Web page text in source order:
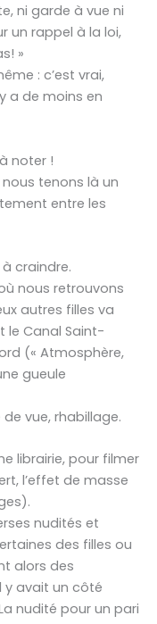
ni garde à vue ni
un rappel à la loi,
»
: c’est vrai,
a de moins en
noter !
tenons là un
entre les
craindre.
nous retrouvons
autres filles va
le Canal Saint-
(« Atmosphère,
gueule
vue, rhabillage.
librairie, pour filmer
l’effet de masse
nudités et
des filles ou
alors des
y avait un côté
nudité pour un pari